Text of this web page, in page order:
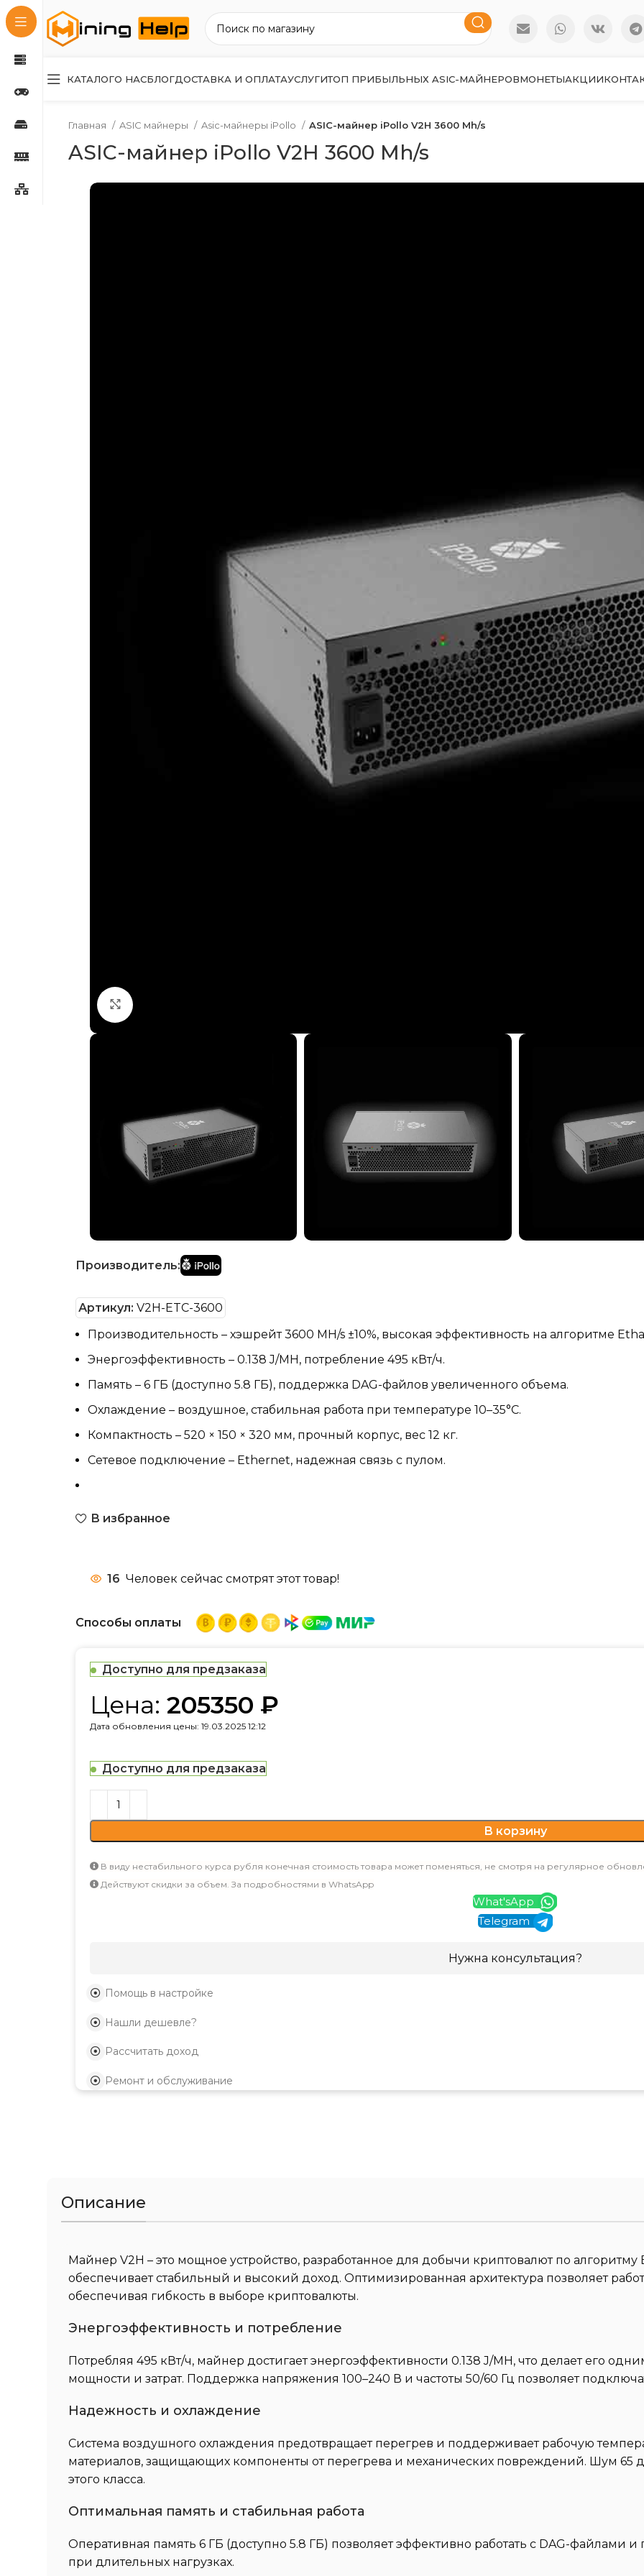
КАТАЛОГО НАСБЛОГДОСТАВКА И ОПЛАТАУСЛУГИТОП ПРИБЫЛЬНЫХ ASIC-МАЙНЕРОВМОНЕТЫАКЦИИ
Главная ASIC майнеры Asic-майнеры iPollo ASIC-майнер iPollo V2H 3600 Mh/s
ASIC-майнер iPollo V2H 3600 Mh/s
Производитель:
Артикул: V2H-ETC-3600
Производительность – хэшрейт 3600 MH/s ±10%, высокая эффективность на алгоритме
Энергоэффективность – 0.138 J/MH, потребление 495 кВт/ч.
Память – 6 ГБ (доступно 5.8 ГБ), поддержка DAG-файлов увеличенного объема.
Охлаждение – воздушное, стабильная работа при температуре 10–35°C.
Компактность – 520 × 150 × 320 мм, прочный корпус, вес 12 кг.
Сетевое подключение – Ethernet, надежная связь с пулом.
В избранное
16 Человек сейчас смотрят этот товар!
Способы оплаты
Доступно для предзаказа
Цена: 205350 ₽
Дата обновления цены: 19.03.2025 12:12
Доступно для предзаказа
В корзину
В виду нестабильного курса рубля конечная стоимость товара может поменяться, не смотря на регулярное
Действуют скидки за объем. За подробностями в WhatsApp
What'sApp
Telegram
Нужна консультация?
Помощь в настройке
Нашли дешевле?
Рассчитать доход
Ремонт и обслуживание
Описание
Майнер V2H – это мощное устройство, разработанное для добычи криптовалют по алгоритму
обеспечивает стабильный и высокий доход. Оптимизированная архитектура позволяет
обеспечивая гибкость в выборе криптовалюты.
Энергоэффективность и потребление
Потребляя 495 кВт/ч, майнер достигает энергоэффективности 0.138 J/MH, что делает его
мощности и затрат. Поддержка напряжения 100–240 В и частоты 50/60 Гц позволяет
Надежность и охлаждение
Система воздушного охлаждения предотвращает перегрев и поддерживает рабочую
материалов, защищающих компоненты от перегрева и механических повреждений. Шум 65
этого класса.
Оптимальная память и стабильная работа
Оперативная память 6 ГБ (доступно 5.8 ГБ) позволяет эффективно работать с DAG-файлами
при длительных нагрузках.